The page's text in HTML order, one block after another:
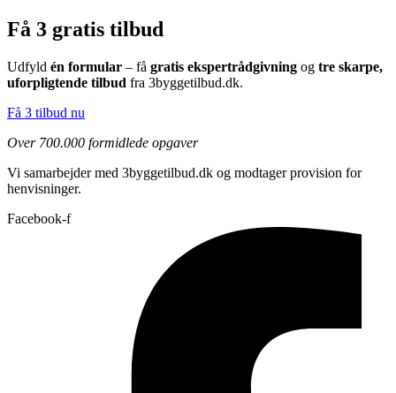
Få 3 gratis tilbud
Udfyld én formular – få gratis ekspertrådgivning og tre skarpe,
uforpligtende tilbud fra 3byggetilbud.dk.
Få 3 tilbud nu
Over 700.000 formidlede opgaver
Vi samarbejder med 3byggetilbud.dk og modtager provision for
henvisninger.
Facebook-f